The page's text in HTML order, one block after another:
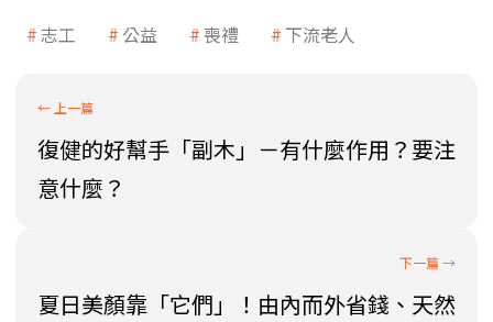
志工 公益 喪禮 下流老人
復健的好幫手「副木」－有什麼作用？要注
意什麼？
夏日美顏靠「它們」！由內而外省錢、天然